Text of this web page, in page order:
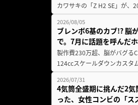
カワサキの「Z H2 SE」が
2026/08/05
ブレンボ6基のカブ!? 脳
で。7月に話題を呼んだ
製作費230万超、脳がバグる
124ccスケールダウンカス
2026/07/31
4気筒全盛期に挑んだ2
った、女性コンビの「